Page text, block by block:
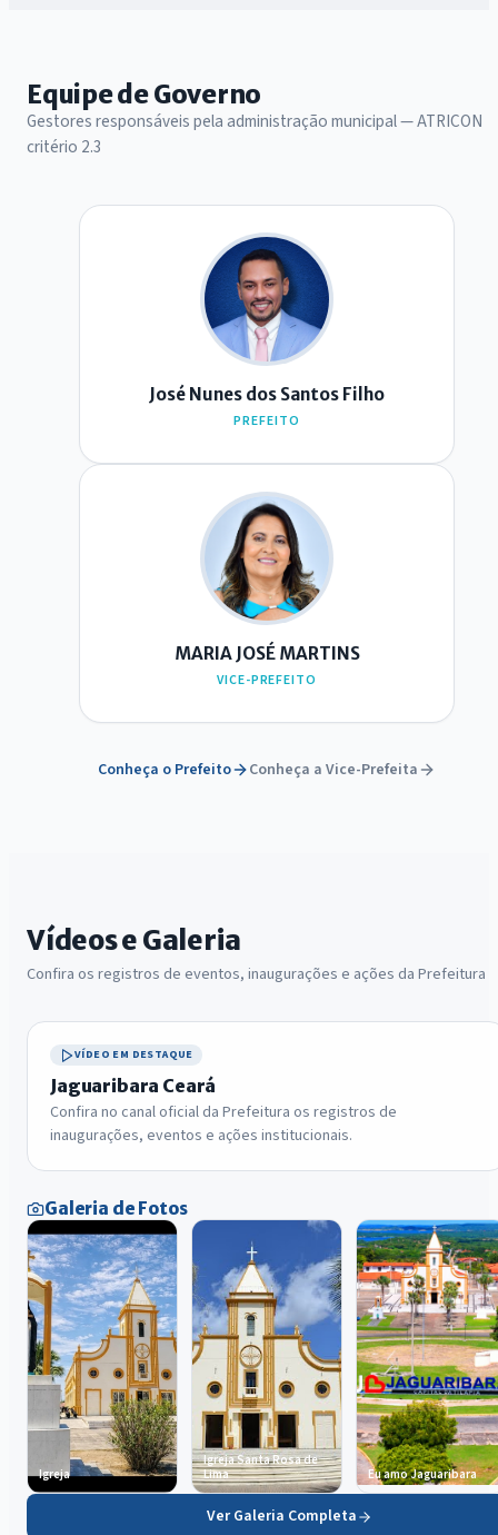
Equipe de Governo
Gestores responsáveis pela administração municipal — ATRICON
critério 2.3
J
José Nunes dos Santos Filho
PREFEITO
M
MARIA JOSÉ MARTINS
VICE-PREFEITO
Conheça o Prefeito Conheça a Vice-Prefeita
Vídeos e Galeria
Confira os registros de eventos, inaugurações e ações da Prefeitura
VÍDEO EM DESTAQUE
Jaguaribara Ceará
Confira no canal oficial da Prefeitura os registros de
inaugurações, eventos e ações institucionais.
Galeria de Fotos
Igreja
Igreja Santa Rosa de
Lima
Eu amo Jaguaribara
Ver Galeria Completa